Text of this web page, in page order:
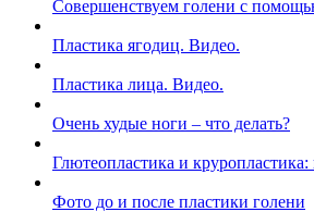
Совершенствуем голени с
Пластика ягодиц. Видео.
Пластика лица. Видео.
Очень худые ноги – что делать?
Глютеопластика и
Фото до и после пластики голени